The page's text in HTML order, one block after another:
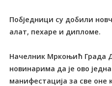
Побједници су добили
алат, пехаре и дипломе.
Начелник Мркоњић Града
новинарима да је ово
манифестација за све оне